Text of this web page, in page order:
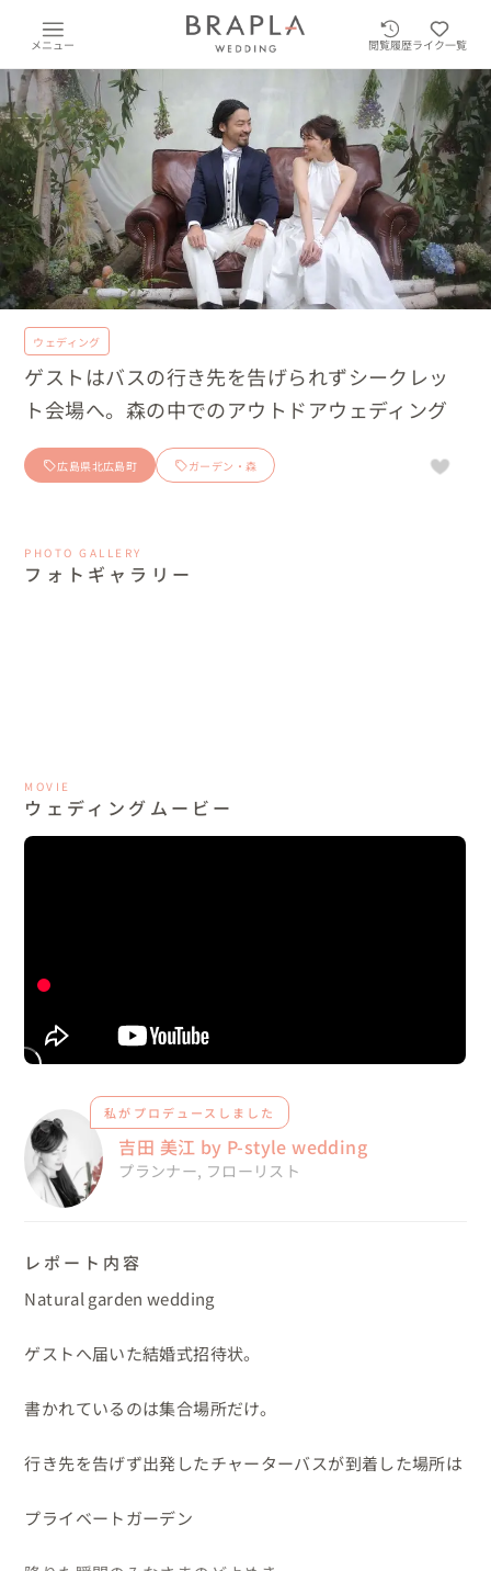
メニュー 閲覧履歴ライク一覧
ウェディング
ゲストはバスの行き先を告げられずシークレッ
ト会場へ。森の中でのアウトドアウェディング
広島県北広島町 ガーデン・森
PHOTO GALLERY
フォトギャラリー
MOVIE
ウェディングムービー
私がプロデュースしました
吉田 美江 by P-style wedding
プランナー, フローリスト
レポート内容
Natural garden wedding
ゲストへ届いた結婚式招待状。
書かれているのは集合場所だけ。
行き先を告げず出発したチャーターバスが到着した場所は
プライベートガーデン